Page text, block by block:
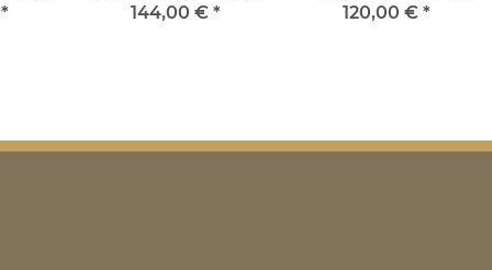
*
3 Türer links
144,00 € *
Türer links
120,00 € *